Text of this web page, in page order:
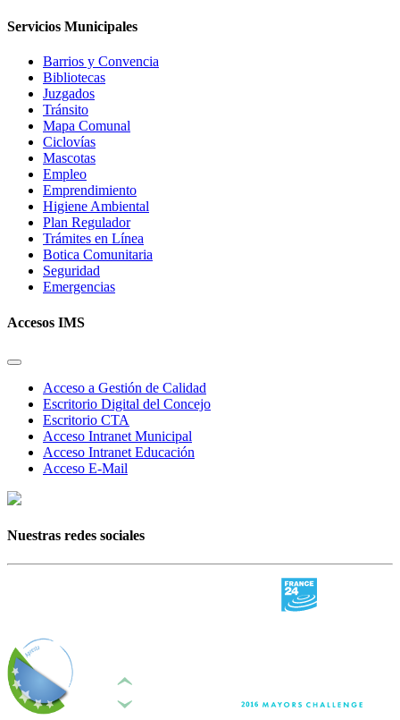
Servicios Municipales
Barrios y Convencia
Bibliotecas
Juzgados
Tránsito
Mapa Comunal
Ciclovías
Mascotas
Empleo
Emprendimiento
Higiene Ambiental
Plan Regulador
Trámites en Línea
Botica Comunitaria
Seguridad
Emergencias
Accesos IMS
Acceso a Gestión de Calidad
Escritorio Digital del Concejo
Escritorio CTA
Acceso Intranet Municipal
Acceso Intranet Educación
Acceso E-Mail
Nuestras redes sociales